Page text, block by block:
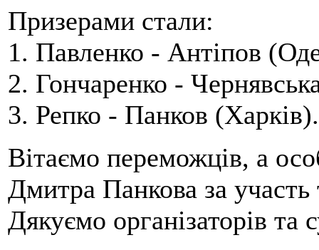
Призерами стали:
1. Павленко - Антіпов
2. Гончаренко -
3. Репко - Панков (Харків).
Вітаємо переможців, а
Дмитра Панкова за
Дякуємо організаторів та